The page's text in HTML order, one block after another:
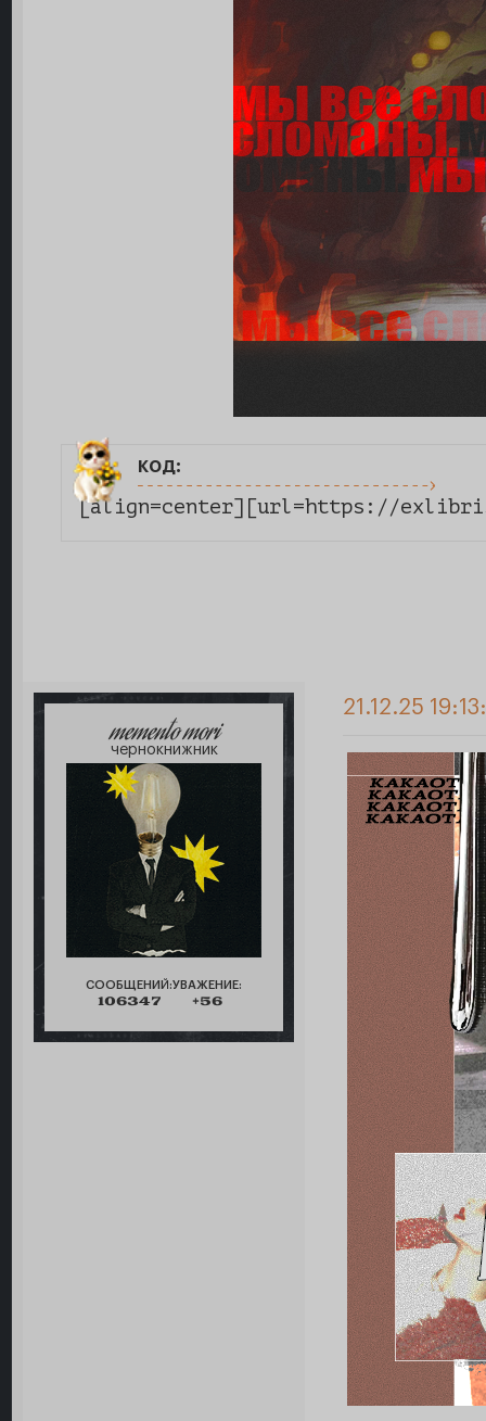
код:
[align=center][url=https://
memento mori
чернокнижник
СООБЩЕНИЙ:
106347
УВАЖЕНИЕ:
+56
21.12.25